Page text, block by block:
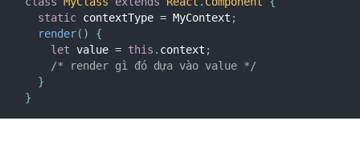
static contextType = MyContext ;
render( )
{
let value = this . context ;
/* render gì đó dựa vào value */
}
}